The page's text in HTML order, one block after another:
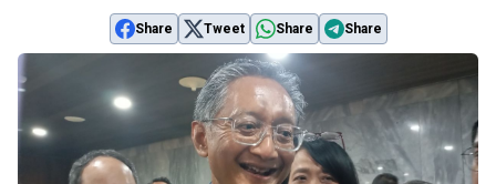
Share Tweet Share Share